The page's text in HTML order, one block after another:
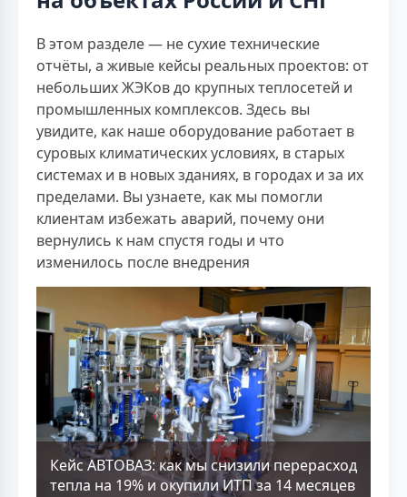
В этом разделе — не сухие технические
отчёты, а живые кейсы реальных проектов: от
небольших ЖЭКов до крупных теплосетей и
промышленных комплексов. Здесь вы
увидите, как наше оборудование работает в
суровых климатических условиях, в старых
системах и в новых зданиях, в городах и за их
пределами. Вы узнаете, как мы помогли
клиентам избежать аварий, почему они
вернулись к нам спустя годы и что
изменилось после внедрения
Кейс АВТОВАЗ: как мы снизили перерасход
тепла на 19% и окупили ИТП за 14 месяцев